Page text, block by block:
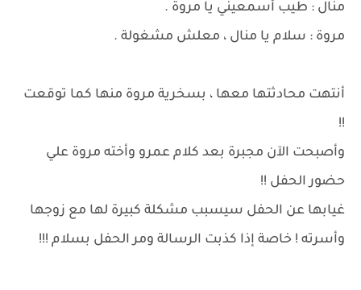
منال : طيب أسمعيني يا مروة .
مروة : سلام يا منال ، معلش مشغولة .
أنتهت محادثتها معها ، بسخرية مروة منها كما توقعت
!!
وأصبحت الآن مجبرة بعد كلام عمرو وأخته مروة علي
حضور الحفل !!
غيابها عن الحفل سيسبب مشكلة كبيرة لها مع زوجها
وأسرته ! خاصة إذا كذبت الرسالة ومر الحفل بسلام !!!